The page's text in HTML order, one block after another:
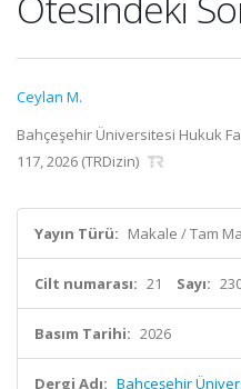
Ceylan M.
Bahçeşehir Üniversitesi Hukuk
117, 2026 (TRDizin)
Yayın Türü: Makale / Tam
Cilt numarası: 21 Sayı:
Basım Tarihi: 2026
Dergi Adı: Bahçeşehir